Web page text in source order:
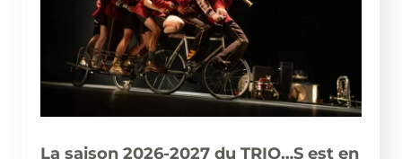
La saison 2026-2027 du TRIO…S est en